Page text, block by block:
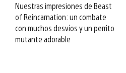
Nuestras impresiones de Beast
of Reincarnation: un combate
con muchos desvíos y un perrito
mutante adorable